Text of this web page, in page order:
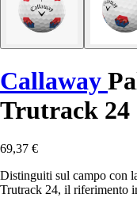
Callaway
Trutrack 24
69,37 €
Distinguiti sul campo con
Trutrack 24, il riferimento